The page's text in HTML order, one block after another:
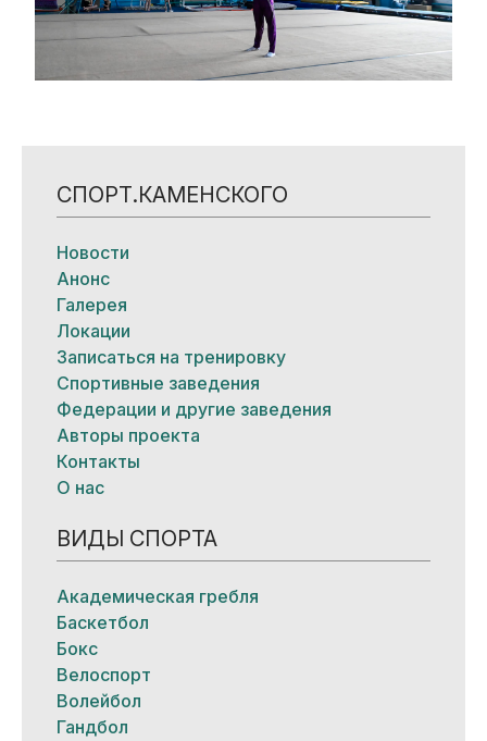
СПОРТ.КАМЕНСКОГО
Новости
Анонс
Галерея
Локации
Записаться на тренировку
Спортивные заведения
Федерации и другие заведения
Авторы проекта
Контакты
О нас
ВИДЫ СПОРТА
Академическая гребля
Баскетбол
Бокс
Велоспорт
Волейбол
Гандбол